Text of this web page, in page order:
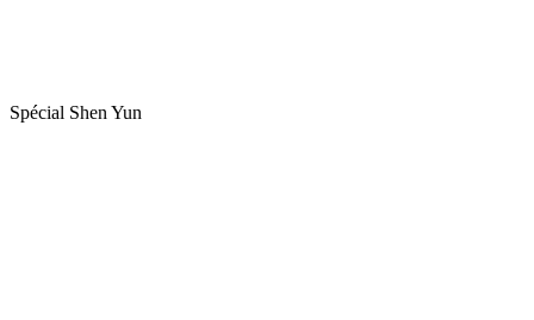
Spécial Shen Yun